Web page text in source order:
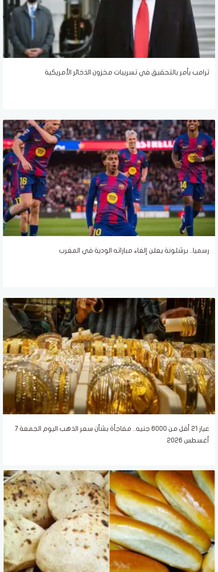
ترامب يأمر بالتحقيق في تسريبات مخزون الذخائر الأمريكية
رسميا.. برشلونة يعلن إلغاء مباراته الودية في المغرب
عيار 21 أقل من 6000 جنيه.. مفاجأة بشأن سعر الذهب اليوم الجمعة 7
أغسطس 2026